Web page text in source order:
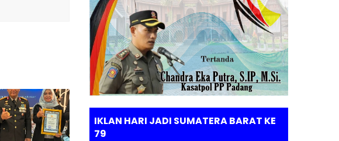
IKLAN HARI JADI SUMATERA BARAT KE
79